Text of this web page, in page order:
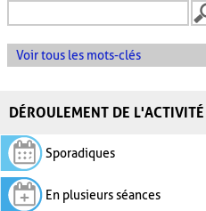
Voir tous les mots-clés
DÉROULEMENT DE L'ACTIVITÉ
Sporadiques
En plusieurs séances